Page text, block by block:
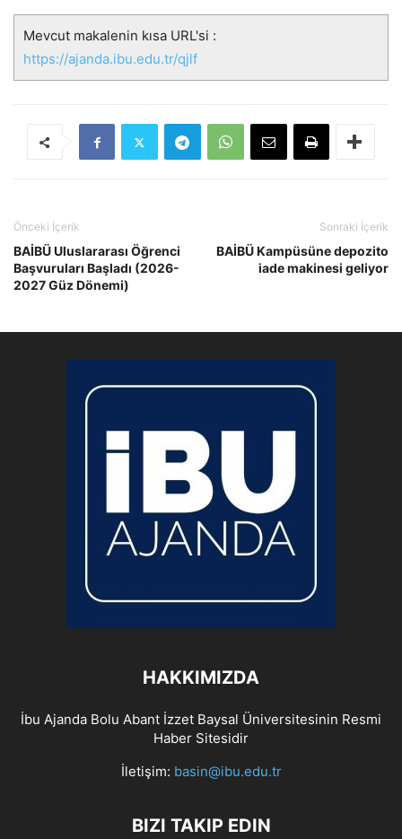
Mevcut makalenin kısa URL'si :
https://ajanda.ibu.edu.tr/qjlf
Önceki İçerik
BAİBÜ Uluslararası Öğrenci
Başvuruları Başladı (2026-
2027 Güz Dönemi)
Sonraki İçerik
BAİBÜ Kampüsüne depozito
iade makinesi geliyor
HAKKIMIZDA
İbu Ajanda Bolu Abant İzzet Baysal Üniversitesinin Resmi
Haber Sitesidir
İletişim: basin@ibu.edu.tr
BIZI TAKIP EDIN